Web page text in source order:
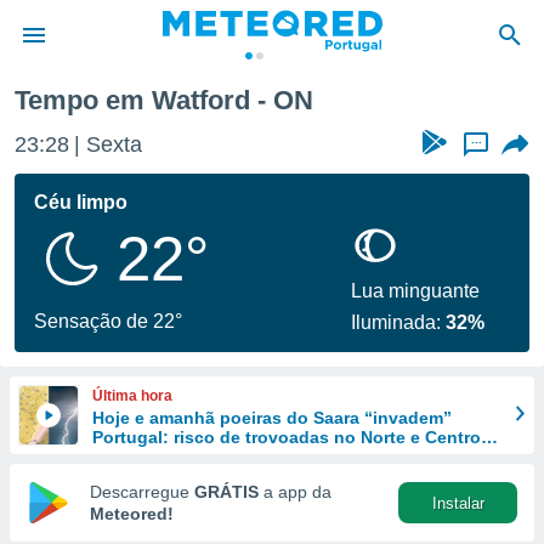
da
foi
fornecidas
a este
das
e
forma
digital
Tempo em Watford - ON
23:28 Sexta ...
Céu limpo
22°
Sensação de 22°
Lua minguante
Iluminada:32%
Última hora
Hoje e amanhã poeiras do Saara “invadem”
Portugal: risco de trovoadas no Norte e Centro
Descarregue GRÁTIS a app da
Meteored!
Instalar